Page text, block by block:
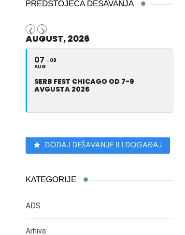
PREDSTOJEĆA DEŠAVANJA
AUGUST, 2026
07
AUG
09
SERB FEST CHICAGO OD 7-9
AVGUSTA 2026
KATEGORIJE
ADS
Arhiva